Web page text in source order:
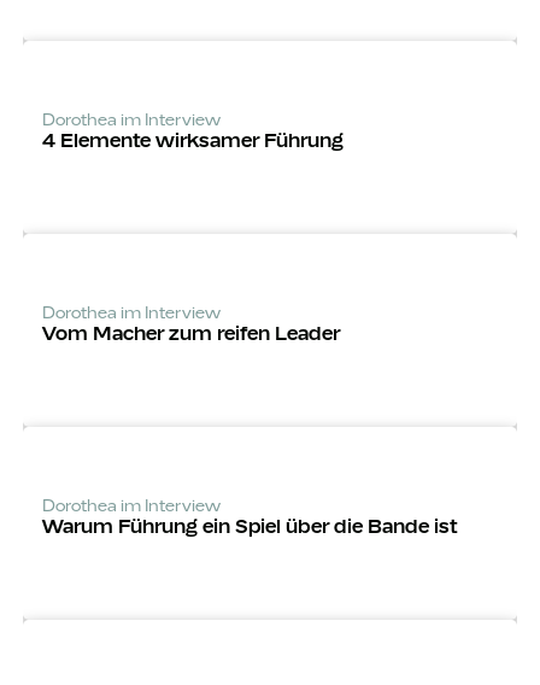
Dorothea im Interview
4 Elemente wirksamer Führung
Dorothea im Interview
Vom Macher zum reifen Leader
Dorothea im Interview
Warum Führung ein Spiel über die Bande ist